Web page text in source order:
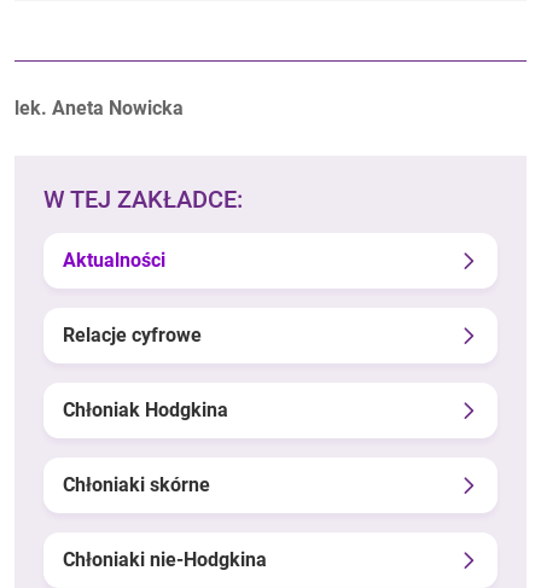
Autorzy:
lek. Aneta Nowicka
W TEJ ZAKŁADCE:
Aktualności
Relacje cyfrowe
Chłoniak Hodgkina
Chłoniaki skórne
Chłoniaki nie-Hodgkina